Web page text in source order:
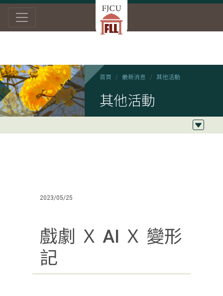
首頁 最新消息 其他活動
其他活動
2023/05/25
戲劇 Ｘ AI Ｘ 變形
記